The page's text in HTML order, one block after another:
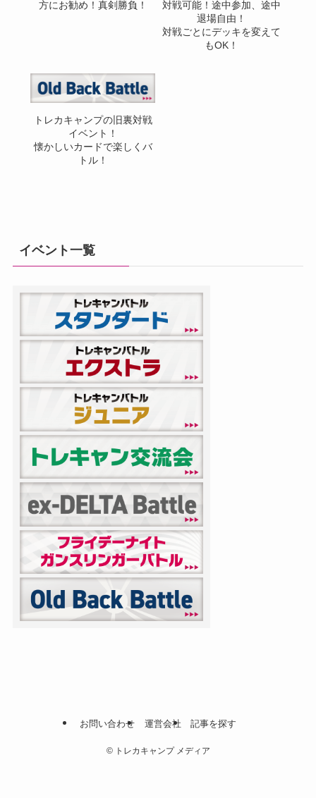
方にお勧め！真剣勝負！
対戦可能！途中参加、途中
退場自由！
対戦ごとにデッキを変えて
もOK！
トレカキャンプの旧裏対戦
イベント！
懐かしいカードで楽しくバ
トル！
イベント一覧
お問い合わせ 運営会社 記事を探す
©トレカキャンプ メディア